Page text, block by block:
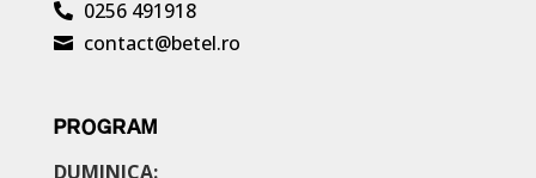
 0256 491918
 contact@betel.ro
PROGRAM
DUMINICA: